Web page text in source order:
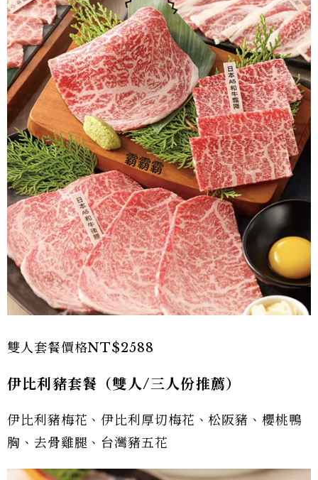
雙人套餐價格NT$2588
伊比利豬套餐（雙人/三人份推薦）
伊比利豬梅花、伊比利厚切梅花、松阪豬、櫻桃鴨
胸、去骨雞腿、台灣豬五花